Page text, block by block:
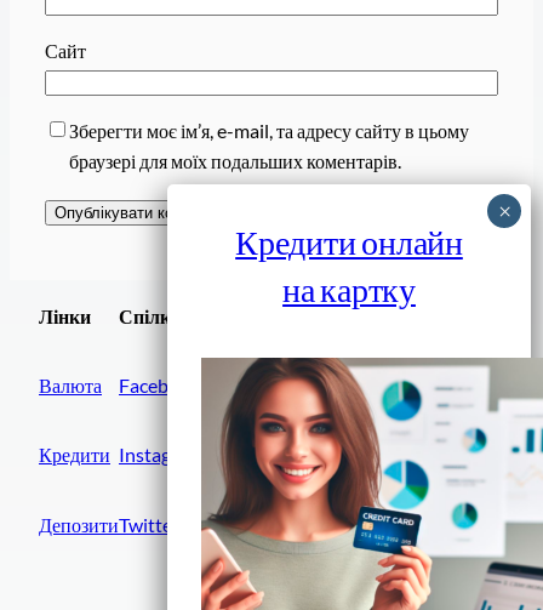
Сайт
Зберегти моє ім’я, e-mail, та адресу сайту в цьому
браузері для моїх подальших коментарів.
Лінки
Валюта
Кредити
Депозити
Спілки
Facebook
Instagram
Twitter
Завантажити
Фінанси IN UA
Кредити онлайн
на картку